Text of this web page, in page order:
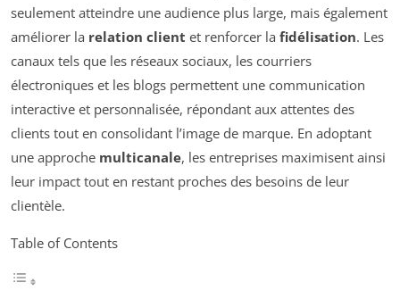
seulement atteindre une audience plus large, mais également
améliorer la relation client et renforcer la fidélisation. Les
canaux tels que les réseaux sociaux, les courriers
électroniques et les blogs permettent une communication
interactive et personnalisée, répondant aux attentes des
clients tout en consolidant l’image de marque. En adoptant
une approche multicanale, les entreprises maximisent ainsi
leur impact tout en restant proches des besoins de leur
clientèle.
Table of Contents